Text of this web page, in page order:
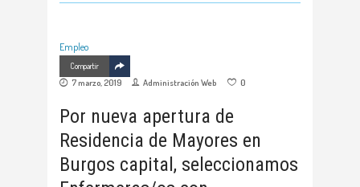
Empleo
Compartir
7 marzo, 2019 Administración Web 0
Por nueva apertura de
Residencia de Mayores en
Burgos capital, seleccionamos